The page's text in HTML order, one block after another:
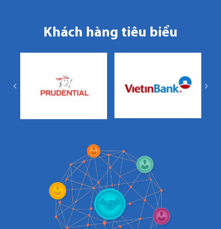
Khách hàng tiêu biểu